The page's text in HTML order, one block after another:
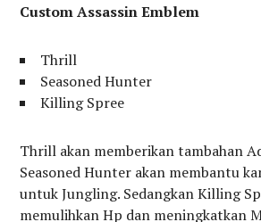
Custom Assassin Emblem
Thrill
Seasoned Hunter
Killing Spree
Thrill akan memberikan tambahan
Seasoned Hunter akan membantu
untuk Jungling. Sedangkan Killing
memulihkan Hp dan meningkatkan